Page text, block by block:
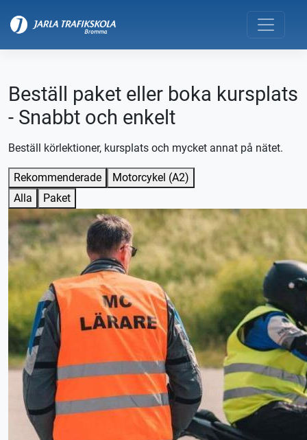
Beställ paket eller boka kursplats
- Snabbt och enkelt
Beställ körlektioner, kursplats och mycket annat på nätet.
Rekommenderade
Motorcykel (A2)
Alla
Paket